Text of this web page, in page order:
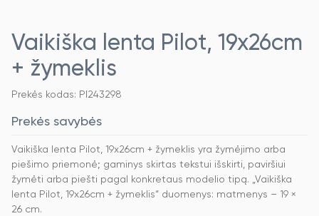
Vaikiška lenta Pilot, 19x26cm
+ žymeklis
Prekės kodas: PI243298
Prekės savybės
Vaikiška lenta Pilot, 19x26cm + žymeklis yra žymėjimo arba
piešimo priemonė; gaminys skirtas tekstui išskirti, paviršiui
žymėti arba piešti pagal konkretaus modelio tipą. „Vaikiška
lenta Pilot, 19x26cm + žymeklis“ duomenys: matmenys – 19 ×
26 cm.